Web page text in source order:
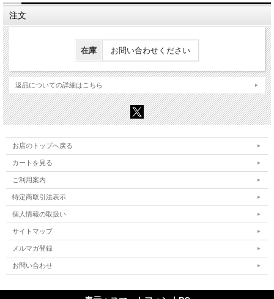
注文
在庫 お問い合わせください
返品についての詳細はこちら
お店のトップへ戻る
カートを見る
ご利用案内
特定商取引法表示
個人情報の取扱い
サイトマップ
メルマガ登録
お問い合わせ